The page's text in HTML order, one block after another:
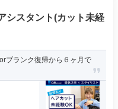
シスタント(カット未経
ブランク復帰から６ヶ月で